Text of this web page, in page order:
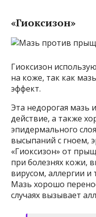
«Гиоксизон»
Гиоксизон
на коже, так как
эффект.
Эта недорогая мазь
действие, а также
эпидермального
высыпаний с гноем,
«Гиоксизон» от
при болезнях кожи,
вирусом, аллергии и
Мазь хорошо
случаях вызывает